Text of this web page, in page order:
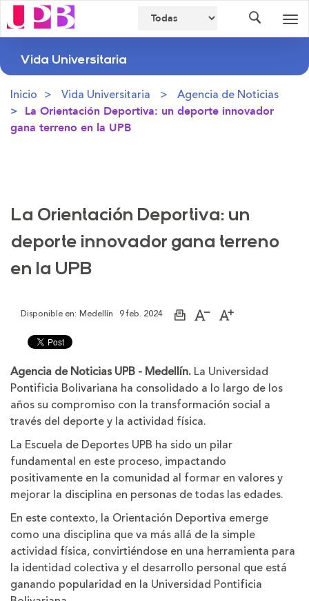
Vida Universitaria
Inicio Vida Universitaria Agencia de Noticias
La Orientación Deportiva: un deporte innovador
gana terreno en la UPB
La Orientación Deportiva: un
deporte innovador gana terreno
en la UPB
Disponible en: Medellín 9 feb. 2024
ImprimirAumentar
letra
Disminuir
letra
Agencia de Noticias UPB - Medellín. La Universidad
Pontificia Bolivariana ha consolidado a lo largo de los
años su compromiso con la transformación social a
través del deporte y la actividad física.
La Escuela de Deportes UPB ha sido un pilar
fundamental en este proceso, impactando
positivamente en la comunidad al formar en valores y
mejorar la disciplina en personas de todas las edades.
En este contexto, la Orientación Deportiva emerge
como una disciplina que va más allá de la simple
actividad física, convirtiéndose en una herramienta para
la identidad colectiva y el desarrollo personal que está
ganando popularidad en la Universidad Pontificia